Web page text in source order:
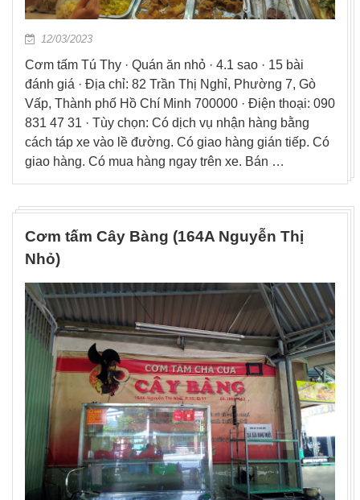
12/03/2023
Cơm tấm Tú Thy · Quán ăn nhỏ · 4.1 sao · 15 bài
đánh giá · Địa chỉ: 82 Trần Thị Nghỉ, Phường 7, Gò
Vấp, Thành phố Hồ Chí Minh 700000 · Điện thoại: 090
831 47 31 · Tùy chọn: Có dịch vụ nhận hàng bằng
cách táp xe vào lề đường. Có giao hàng gián tiếp. Có
giao hàng. Có mua hàng ngay trên xe. Bán …
Cơm tấm Cây Bàng (164A Nguyễn Thị
Nhỏ)